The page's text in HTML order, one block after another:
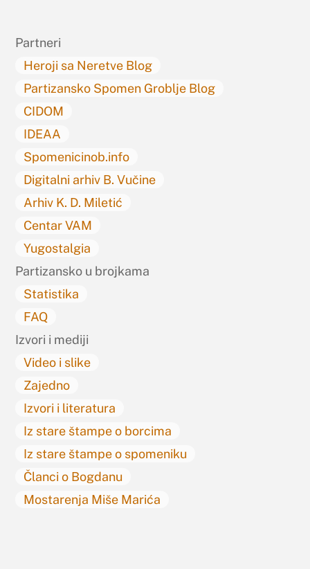
Partneri
Heroji sa Neretve Blog
Partizansko Spomen Groblje Blog
CIDOM
IDEAA
Spomenicinob.info
Digitalni arhiv B. Vučine
Arhiv K. D. Miletić
Centar VAM
Yugostalgia
Partizansko u brojkama
Statistika
FAQ
Izvori i mediji
Video i slike
Zajedno
Izvori i literatura
Iz stare štampe o borcima
Iz stare štampe o spomeniku
Članci o Bogdanu
Mostarenja Miše Marića